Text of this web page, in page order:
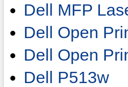
Dell MFP
Dell Open
Dell Open
Dell P513w